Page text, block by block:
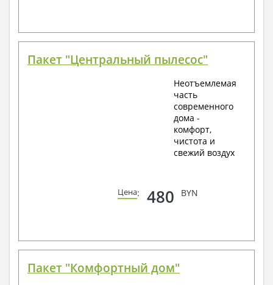
Пакет "Центральный пылесос"
Неотъемлемая
часть
современного
дома -
комфорт,
чистота и
свежий воздух
Цена: 480 BYN
Пакет "Комфортный дом"